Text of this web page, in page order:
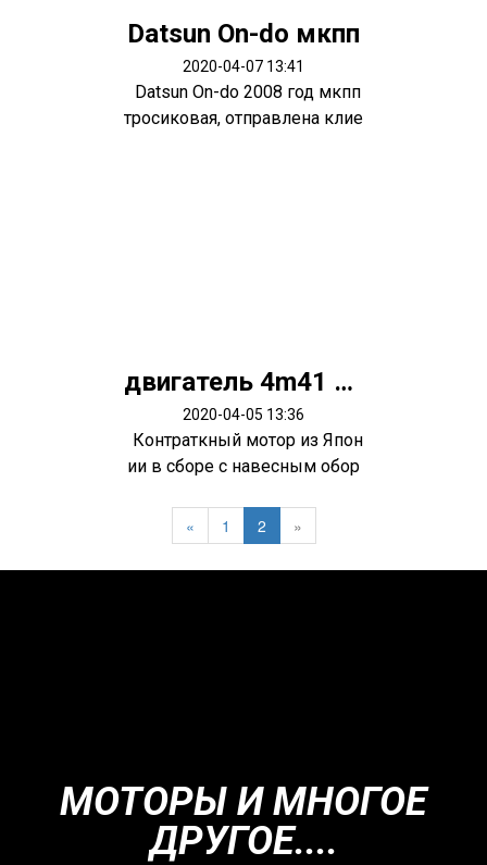
Datsun On-do мкпп
2020-04-07 13:41
Datsun On-do 2008 год мкпп
тросиковая, отправлена клие
двигатель 4m41 Pajero 3
2020-04-05 13:36
Контраткный мотор из Япон
ии в сборе с навесным обор
« 1 2 »
МОТОРЫ И МНОГОЕ
ДРУГОЕ....